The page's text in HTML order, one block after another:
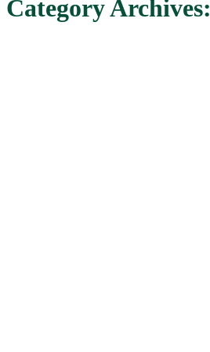
Category Archives: